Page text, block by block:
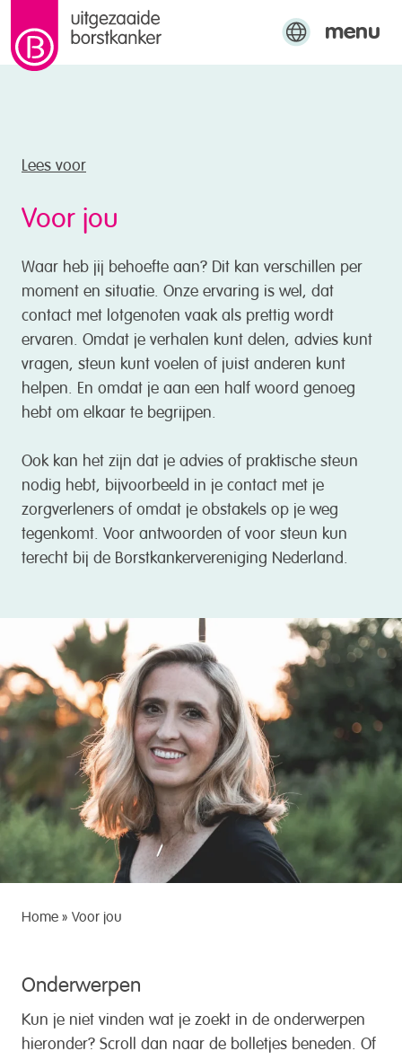
naar de inhoud menu
Lees voor
Voor jou
Waar heb jij behoefte aan? Dit kan verschillen per
moment en situatie. Onze ervaring is wel, dat
contact met lotgenoten vaak als prettig wordt
ervaren. Omdat je verhalen kunt delen, advies kunt
vragen, steun kunt voelen of juist anderen kunt
helpen. En omdat je aan een half woord genoeg
hebt om elkaar te begrijpen.
Ook kan het zijn dat je advies of praktische steun
nodig hebt, bijvoorbeeld in je contact met je
zorgverleners of omdat je obstakels op je weg
tegenkomt. Voor antwoorden of voor steun kun
terecht bij de Borstkankervereniging Nederland.
Home » Voor jou
Onderwerpen
Kun je niet vinden wat je zoekt in de onderwerpen
hieronder? Scroll dan naar de bolletjes beneden. Of